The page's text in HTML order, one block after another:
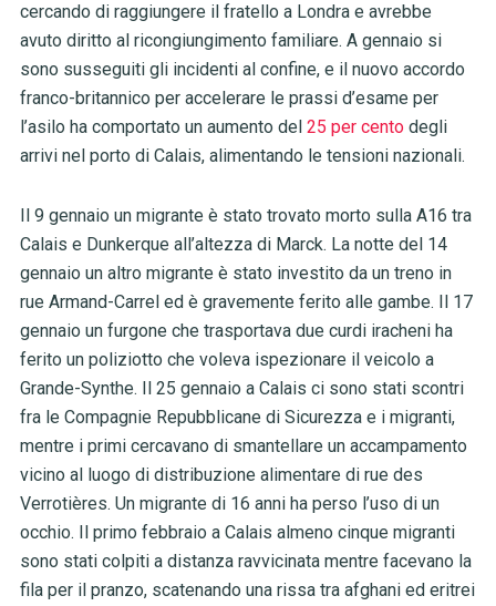
cercando di raggiungere il fratello a Londra e avrebbe
avuto diritto al ricongiungimento familiare. A gennaio si
sono susseguiti gli incidenti al confine, e il nuovo accordo
franco-britannico per accelerare le prassi d’esame per
l’asilo ha comportato un aumento del 25 per centodegli
arrivi nel porto di Calais, alimentando le tensioni nazionali.
Il 9 gennaio un migrante è stato trovato morto sulla A16 tra
Calais e Dunkerque all’altezza di Marck. La notte del 14
gennaio un altro migrante è stato investito da un treno in
rue Armand-Carrel ed è gravemente ferito alle gambe. Il 17
gennaio un furgone che trasportava due curdi iracheni ha
ferito un poliziotto che voleva ispezionare il veicolo a
Grande-Synthe. Il 25 gennaio a Calais ci sono stati scontri
fra le Compagnie Repubblicane di Sicurezza e i migranti,
mentre i primi cercavano di smantellare un accampamento
vicino al luogo di distribuzione alimentare di rue des
Verrotières. Un migrante di 16 anni ha perso l’uso di un
occhio. Il primo febbraio a Calais almeno cinque migranti
sono stati colpiti a distanza ravvicinata mentre facevano la
fila per il pranzo, scatenando una rissa tra afghani ed eritrei